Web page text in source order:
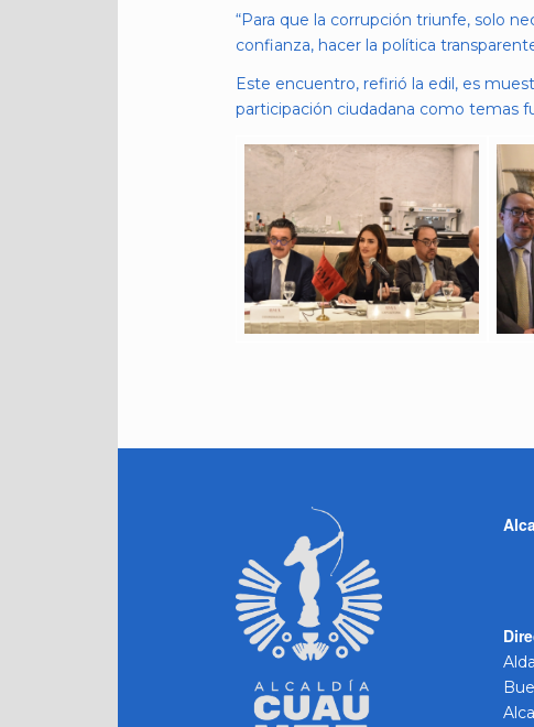
“Para que la corrupción triunfe, solo
confianza, hacer la política
Este encuentro, refirió la edil, es
participación ciudadana como temas